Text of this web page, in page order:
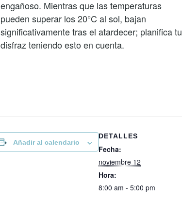
engañoso. Mientras que las temperaturas
pueden superar los 20°C al sol, bajan
significativamente tras el atardecer; planifica tu
disfraz teniendo esto en cuenta.
Añadir al calendario
DETALLES
Fecha:
noviembre 12
Hora:
8:00 am - 5:00 pm